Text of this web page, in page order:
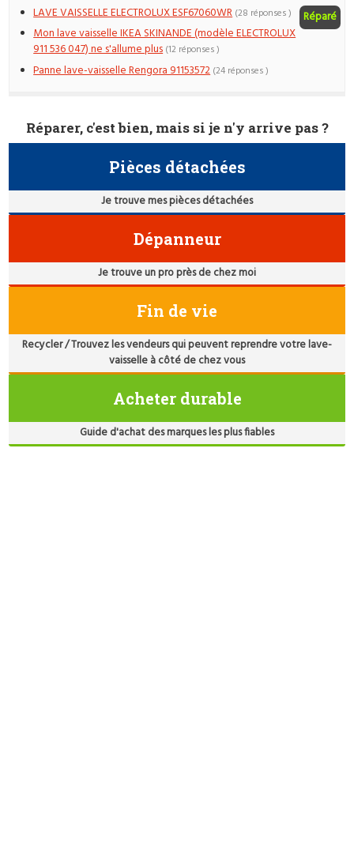
LAVE VAISSELLE ELECTROLUX ESF67060WR Réparé
(28 réponses )
Mon lave vaisselle IKEA SKINANDE (modèle ELECTROLUX
911 536 047) ne s'allume plus (12 réponses )
Panne lave-vaisselle Rengora 91153572 (24 réponses )
Réparer, c'est bien, mais si je n'y arrive pas ?
Pièces détachées
Je trouve mes pièces détachées
Dépanneur
Je trouve un pro près de chez moi
Fin de vie
Recycler / Trouvez les vendeurs qui peuvent reprendre votre lave-
vaisselle à côté de chez vous
Acheter durable
Guide d'achat des marques les plus fiables